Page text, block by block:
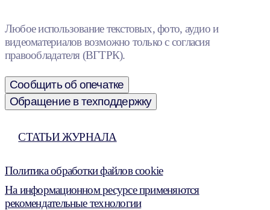
Любое использование текстовых, фото, аудио и
видеоматериалов возможно только с согласия
правообладателя (ВГТРК).
Сообщить об опечатке
Обращение в техподдержку
СТАТЬИ ЖУРНАЛА
Политика обработки файлов cookie
На информационном ресурсе применяются
рекомендательные технологии